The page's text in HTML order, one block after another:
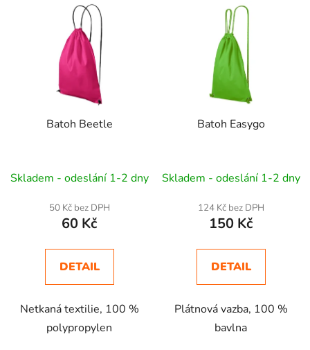
k
Batoh Beetle
Skladem - odeslání 1-2 dny
50 Kč bez DPH
60 Kč
DETAIL
Netkaná textilie, 100 %
polypropylen
Batoh Easygo
Skladem - odeslání 1-2 dny
124 Kč bez DPH
150 Kč
DETAIL
Plátnová vazba, 100 %
bavlna